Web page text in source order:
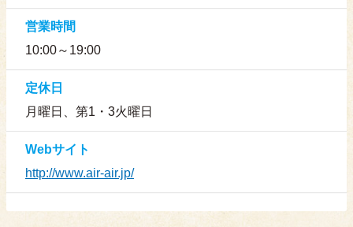
営業時間
10:00～19:00
定休日
月曜日、第1・3火曜日
Webサイト
http://www.air-air.jp/